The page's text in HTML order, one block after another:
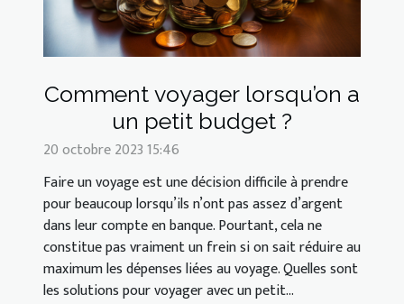
Comment voyager lorsqu’on a
un petit budget ?
20 octobre 2023 15:46
Faire un voyage est une décision difficile à prendre
pour beaucoup lorsqu’ils n’ont pas assez d’argent
dans leur compte en banque. Pourtant, cela ne
constitue pas vraiment un frein si on sait réduire au
maximum les dépenses liées au voyage. Quelles sont
les solutions pour voyager avec un petit...